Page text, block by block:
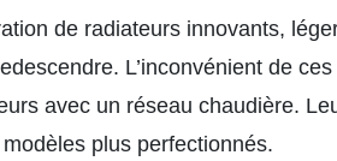
de radiateurs innovants,
L’inconvénient de ces
avec un réseau chaudière.
plus perfectionnés.